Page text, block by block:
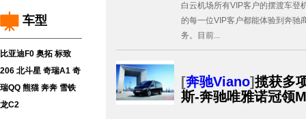
车型
比亚迪F0 奥拓 标致
206 北斗星 奇瑞A1 奇
瑞QQ 熊猫 奔奔 雪铁
龙C2
白云机场所有VIP客户的摆渡车登
的每一位VIP客户都能体验到奔驰
务。目前...
[奔驰Viano]揽获多
斯-奔驰唯雅诺冠领